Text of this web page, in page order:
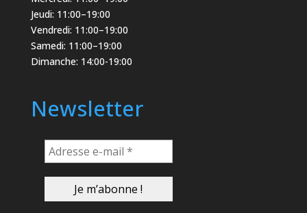
Jeudi: 11:00–19:00
Vendredi: 11:00–19:00
Samedi: 11:00–19:00
Dimanche: 14:00-19:00
Newsletter